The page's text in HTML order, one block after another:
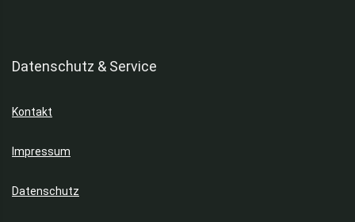
Datenschutz & Service
Kontakt
Impressum
Datenschutz